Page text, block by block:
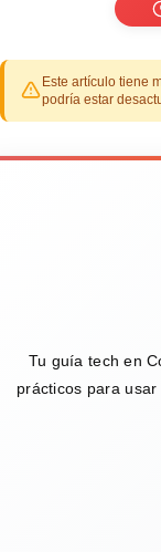
Este artículo tiene
podría estar
Tu guía tech en
prácticos para